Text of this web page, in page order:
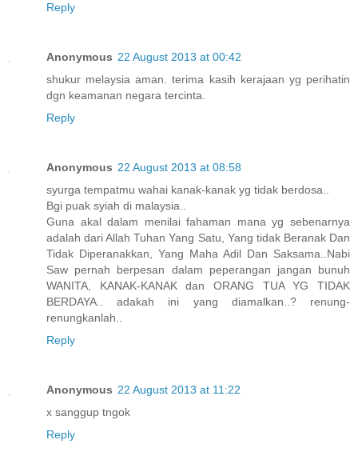
Reply
Anonymous 22 August 2013 at 00:42
shukur melaysia aman. terima kasih kerajaan yg perihatin
dgn keamanan negara tercinta.
Reply
Anonymous 22 August 2013 at 08:58
syurga tempatmu wahai kanak-kanak yg tidak berdosa..
Bgi puak syiah di malaysia..
Guna akal dalam menilai fahaman mana yg sebenarnya
adalah dari Allah Tuhan Yang Satu, Yang tidak Beranak Dan
Tidak Diperanakkan, Yang Maha Adil Dan Saksama..Nabi
Saw pernah berpesan dalam peperangan jangan bunuh
WANITA, KANAK-KANAK dan ORANG TUA YG TIDAK
BERDAYA.. adakah ini yang diamalkan..? renung-
renungkanlah..
Reply
Anonymous 22 August 2013 at 11:22
x sanggup tngok
Reply